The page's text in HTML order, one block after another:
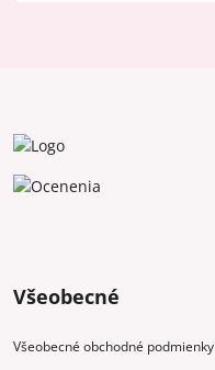
Všeobecné
Všeobecné obchodné podmienky